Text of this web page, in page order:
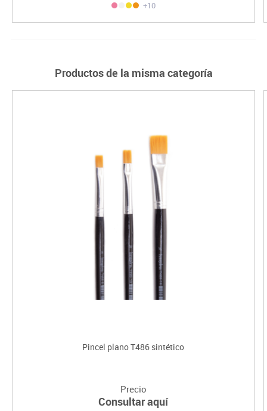
+10
Productos de la misma categoría
Pincel plano T486 sintético
Precio
Consultar aquí